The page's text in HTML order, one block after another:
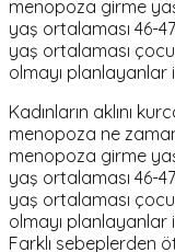
menopoza girme
yaş ortalaması 46-
yaş ortalaması
olmayı planlayanlar
Kadınların aklını
menopoza ne
menopoza girme
yaş ortalaması 46-
yaş ortalaması
olmayı planlayanlar
Farklı sebeplerden